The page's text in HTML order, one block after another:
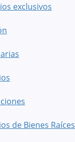
exclusivos
de Bienes Raíces